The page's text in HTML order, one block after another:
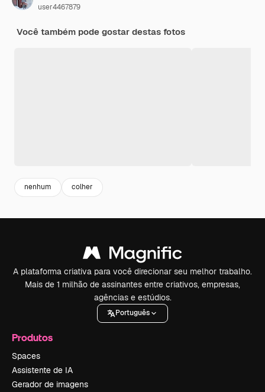
user4467879
Você também pode gostar destas fotos
nenhum colher
A plataforma criativa para você direcionar seu melhor trabalho.
Mais de 1 milhão de assinantes entre criativos, empresas,
agências e estúdios.
Português
Produtos
Spaces
Assistente de IA
Gerador de imagens